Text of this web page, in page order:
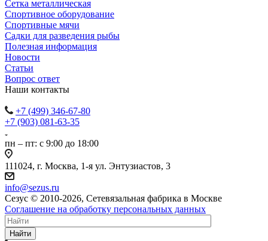
Сетка металлическая
Спортивное оборудование
Спортивные мячи
Садки для разведения рыбы
Полезная информация
Новости
Статьи
Вопрос ответ
Наши контакты
+7 (499) 346-67-80
+7 (903) 081-63-35
пн – пт: с 9:00 до 18:00
111024, г. Москва, 1-я ул. Энтузиастов, 3
info@sezus.ru
Сезус © 2010-2026, Сетевязальная фабрика в Москве
Соглашение на обработку персональных данных
Найти